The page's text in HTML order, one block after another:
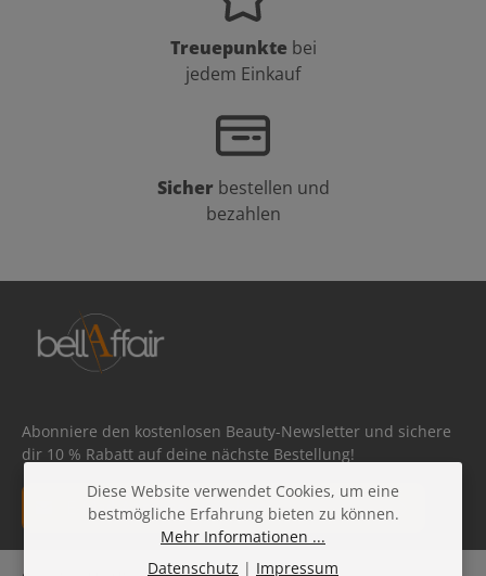
Treuepunkte bei
jedem Einkauf
Sicher bestellen und
bezahlen
Abonniere den kostenlosen Beauty-Newsletter und sichere
dir 10 % Rabatt auf deine nächste Bestellung!
E-Mail-Adresse*
Datenschutz
Die mit einem Stern (*) markierten Felder sind
Diese Website verwendet Cookies, um eine
bestmögliche Erfahrung bieten zu können.
Mehr Informationen ...
Datenschutz | Impressum